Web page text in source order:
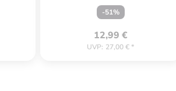
-51%
12,99 €
UVP: 27,00 €*